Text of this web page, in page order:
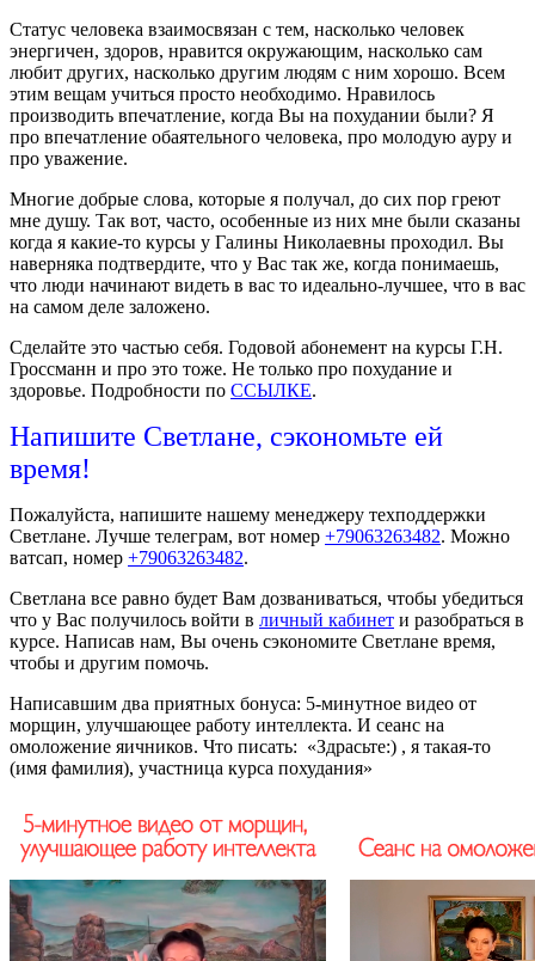
Статус человека взаимосвязан с тем, насколько человек
энергичен, здоров, нравится окружающим, насколько сам
любит других, насколько другим людям с ним хорошо. Всем
этим вещам учиться просто необходимо. Нравилось
производить впечатление, когда Вы на похудании были? Я
про впечатление обаятельного человека, про молодую ауру и
про уважение.
Многие добрые слова, которые я получал, до сих пор греют
мне душу. Так вот, часто, особенные из них мне были сказаны
когда я какие-то курсы у Галины Николаевны проходил. Вы
наверняка подтвердите, что у Вас так же, когда понимаешь,
что люди начинают видеть в вас то идеально-лучшее, что в вас
на самом деле заложено.
Сделайте это частью себя. Годовой абонемент на курсы Г.Н.
Гроссманн и про это тоже. Не только про похудание и
здоровье. Подробности по ССЫЛКЕ.
Напишите Светлане, сэкономьте ей
время!
Пожалуйста, напишите нашему менеджеру техподдержки
Светлане. Лучше телеграм, вот номер +79063263482. Можно
ватсап, номер +79063263482.
Светлана все равно будет Вам дозваниваться, чтобы убедиться
что у Вас получилось войти в личный кабинет и разобраться в
курсе. Написав нам, Вы очень сэкономите Светлане время,
чтобы и другим помочь.
Написавшим два приятных бонуса: 5-минутное видео от
морщин, улучшающее работу интеллекта. И сеанс на
омоложение яичников. Что писать: «Здрасьте:) , я такая-то
(имя фамилия), участница курса похудания»